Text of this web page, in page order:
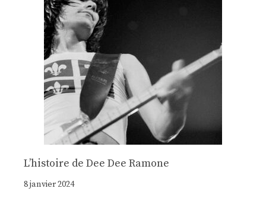
Lʼhistoire de Dee Dee Ramone
8 janvier 2024